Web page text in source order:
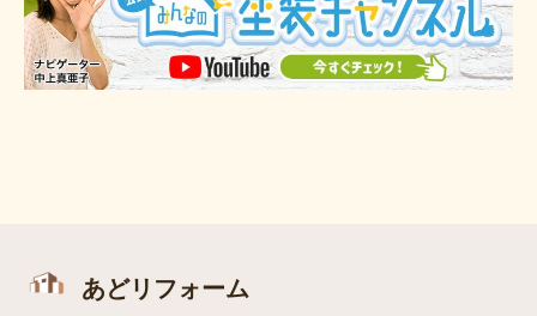
あどリフォーム